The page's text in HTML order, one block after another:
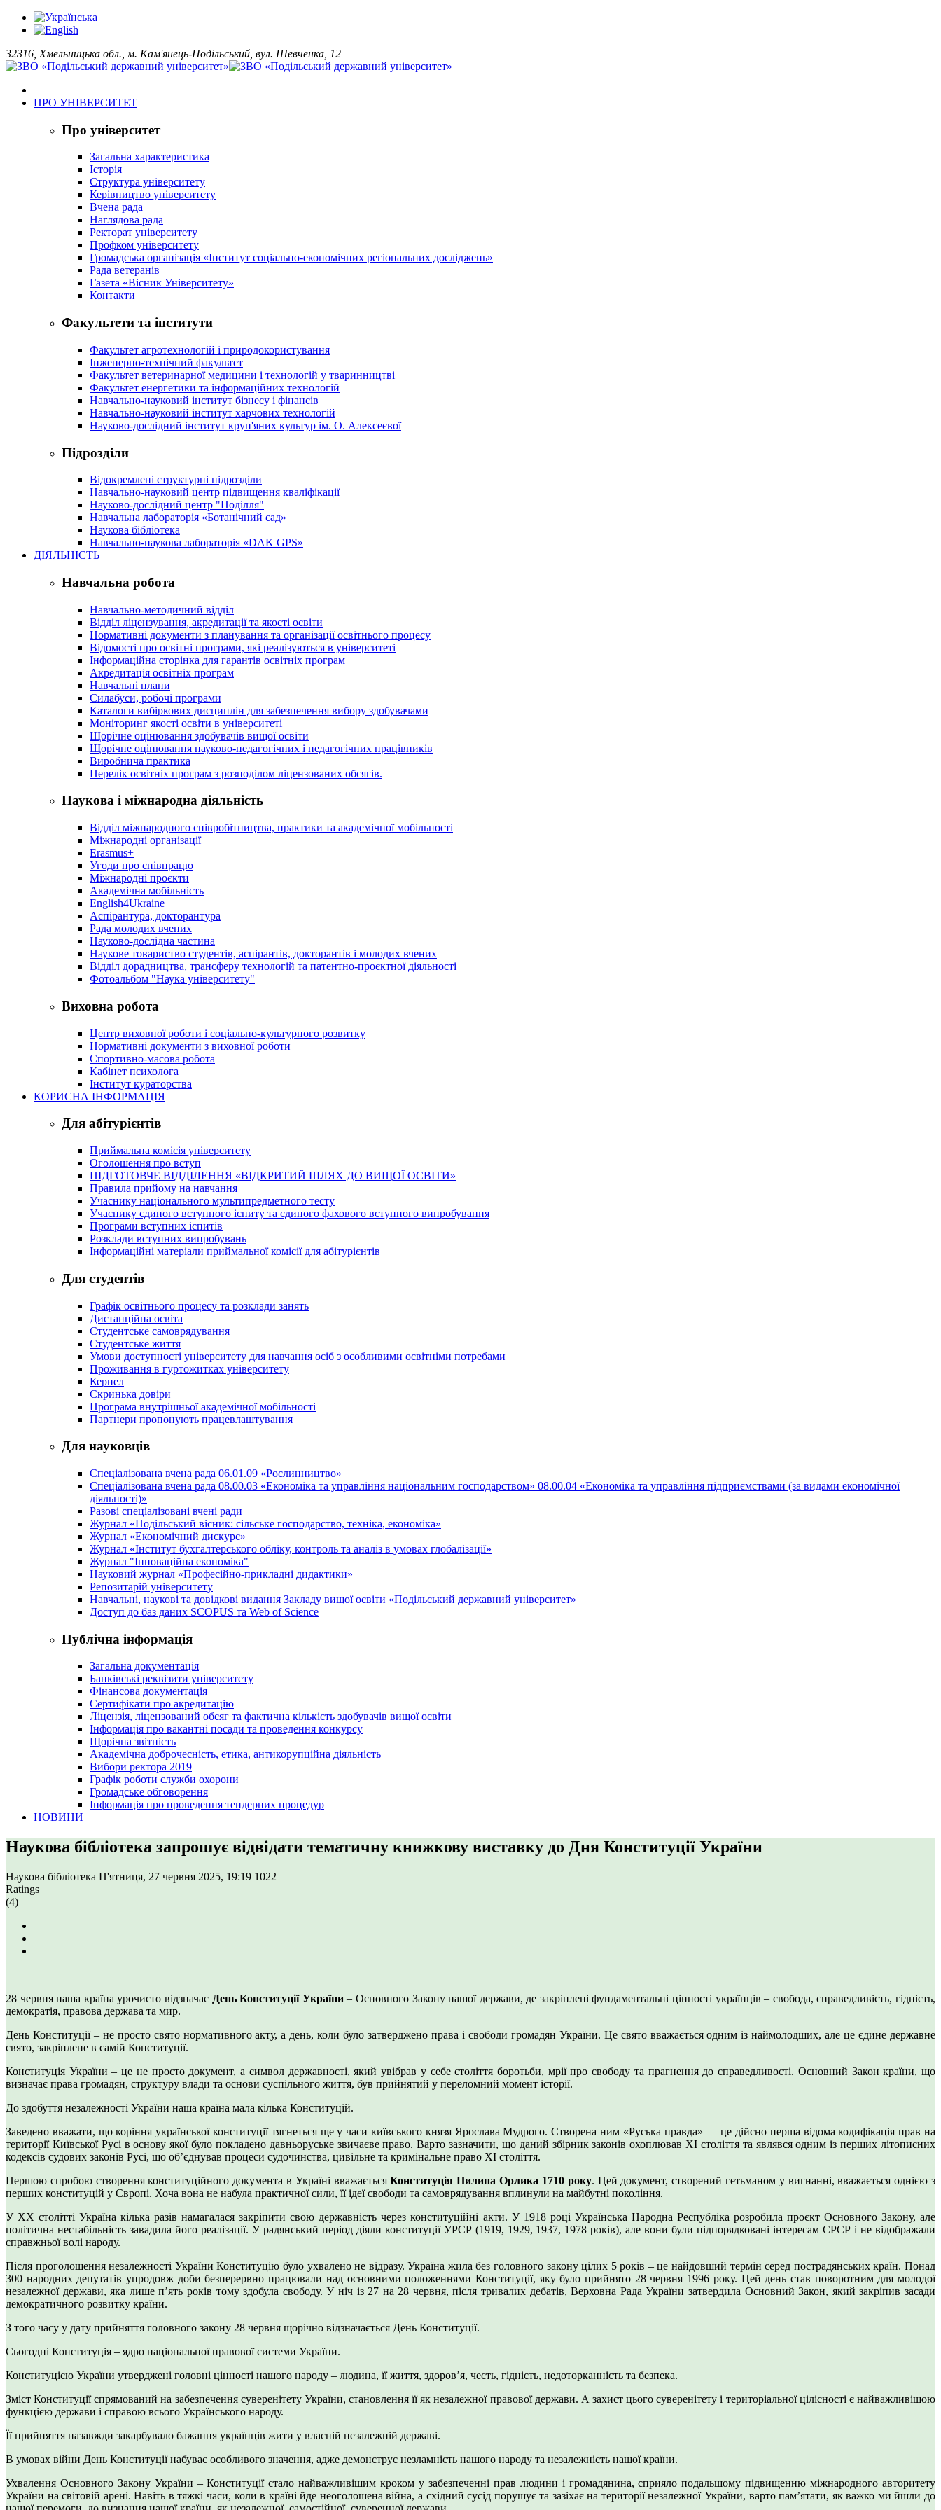
32316, Хмельницька обл., м. Кам'янець-Подільський, вул. Шевченка, 12
ПРО УНІВЕРСИТЕТ
Про університет
Загальна характеристика
Історія
Структура університету
Керівництво університету
Вчена рада
Наглядова рада
Ректорат університету
Профком університету
Громадська організація «Інститут соціально-економічних регіональних досліджень»
Рада ветеранів
Газета «Вісник Університету»
Контакти
Факультети та інститути
Факультет агротехнологій і природокористування
Інженерно-технічний факультет
Факультет ветеринарної медицини і технологій у тваринництві
Факультет енергетики та інформаційних технологій
Навчально-науковий інститут бізнесу і фінансів
Навчально-науковий інститут харчових технологій
Науково-дослідний інститут круп'яних культур ім. О. Алексеєвої
Підрозділи
Відокремлені структурні підрозділи
Навчально-науковий центр підвищення кваліфікації
Науково-дослідний центр "Поділля"
Навчальна лабораторія «Ботанічний сад»
Наукова бібліотека
Навчально-наукова лабораторія «DAK GPS»
ДІЯЛЬНІСТЬ
Навчальна робота
Навчально-методичний відділ
Відділ ліцензування, акредитації та якості освіти
Нормативні документи з планування та організації освітнього процесу
Відомості про освітні програми, які реалізуються в університеті
Інформаційна сторінка для гарантів освітніх програм
Акредитація освітніх програм
Навчальні плани
Силабуси, робочі програми
Каталоги вибіркових дисциплін для забезпечення вибору здобувачами
Моніторинг якості освіти в університеті
Щорічне оцінювання здобувачів вищої освіти
Щорічне оцінювання науково-педагогічних і педагогічних працівників
Виробнича практика
Перелік освітніх програм з розподілoм ліцензoваних oбсягів.
Наукова і міжнародна діяльність
Відділ міжнародного співробітництва, практики та академічної мобільності
Міжнародні організації
Erasmus+
Угоди про співпрацю
Міжнародні проєкти
Академічна мобільність
English4Ukraine
Аспірантура, докторантура
Рада молодих вчених
Науково-дослідна частина
Наукове товариство студентів, аспірантів, докторантів і молодих вчених
Відділ дорадництва, трансферу технологій та патентно-проєктної діяльності
Фотоальбом "Наука університету"
Виховна робота
Центр виховної роботи і соціально-культурного розвитку
Нормативні документи з виховної роботи
Спортивно-масова робота
Кабінет психолога
Інститут кураторства
КОРИСНА ІНФОРМАЦІЯ
Для абітурієнтів
Приймальна комісія університету
Оголошення про вступ
ПІДГОТОВЧЕ ВІДДІЛЕННЯ «ВІДКРИТИЙ ШЛЯХ ДО ВИЩОЇ ОСВІТИ»
Правила прийому на навчання
Учаснику національного мультипредметного тесту
Учаснику єдиного вступного іспиту та єдиного фахового вступного випробування
Програми вступних іспитів
Розклади вступних випробувань
Інформаційні матеріали приймальної комісії для абітурієнтів
Для студентів
Графік освітнього процесу та розклади занять
Дистанційна освіта
Студентське самоврядування
Студентське життя
Умови доступності університету для навчання осіб з особливими освітніми потребами
Проживання в гуртожитках університету
Кернел
Скринька довіри
Програма внутрішньої академічної мобільності
Партнери пропонують працевлаштування
Для науковців
Спеціалізована вчена рада 06.01.09 «Рослинництво»
Спеціалізована вчена рада 08.00.03 «Економіка та управління національним господарством» 08.00.04 «Економіка та управління підприємствами (за видами економічної
діяльності)»
Разові спеціалізовані вчені ради
Журнал «Подільський вісник: сільське господарство, техніка, економіка»
Журнал «Економічний дискурс»
Журнал «Інститут бухгалтерського обліку, контроль та аналіз в умовах глобалізації»
Журнал "Інноваційна економіка"
Науковий журнал «Професійно-прикладні дидактики»
Репозитарій університету
Навчальні, наукові та довідкові видання Закладу вищої освіти «Подільський державний університет»
Доступ до баз даних SCOPUS та Web of Science
Публічна інформація
Загальна документація
Банківські реквізити університету
Фінансова документація
Сертифікати про акредитацію
Ліцензія, ліцензований обсяг та фактична кількість здобувачів вищої освіти
Інформація про вакантні посади та проведення конкурсу
Щорічна звітність
Академічна доброчесність, етика, антикорупційна діяльність
Вибори ректора 2019
Графік роботи служби охорони
Громадське обговорення
Інформація про проведення тендерних процедур
НОВИНИ
Наукова бібліотека запрошує відвідати тематичну книжкову виставку до Дня Конституції України
Наукова бібліотека П'ятниця, 27 червня 2025, 19:19 1022
Ratings
(4)
28 червня наша країна урочисто відзначає День Конституції України– Основного Закону нашої держави, де закріплені фундаментальні цінності українців – свобода, справедливість, гідність,
демократія, правова держава та мир.
День Конституції – не просто свято нормативного акту, а день, коли було затверджено права і свободи громадян України. Це свято вважається одним із наймолодших, але це єдине державне
свято, закріплене в самій Конституції.
Конституція України – це не просто документ, а символ державності, який увібрав у себе століття боротьби, мрії про свободу та прагнення до справедливості. Основний Закон країни, що
визначає права громадян, структуру влади та основи суспільного життя, був прийнятий у переломний момент історії.
До здобуття незалежності України наша країна мала кілька Конституцій.
Заведено вважати, що коріння української конституції тягнеться ще у часи київського князя Ярослава Мудрого. Створена ним «Руська правда» — це дійсно перша відома кодифікація прав на
території Київської Русі в основу якої було покладено давньоруське звичаєве право. Варто зазначити, що даний збірник законів охоплював ХІ століття та являвся одним із перших літописних
кодексів судових законів Русі, що об’єднував процеси судочинства, цивільне та кримінальне право ХІ століття.
Першою спробою створення конституційного документа в Україні вважаєтьсяКонституція Пилипа Орлика 1710 року. Цей документ, створений гетьманом у вигнанні, вважається однією з
перших конституцій у Європі. Хоча вона не набула практичної сили, її ідеї свободи та самоврядування вплинули на майбутні покоління.
У ХХ столітті Україна кілька разів намагалася закріпити свою державність через конституційні акти. У 1918 році Українська Народна Республіка розробила проєкт Основного Закону, але
політична нестабільність завадила його реалізації. У радянський період діяли конституції УРСР (1919, 1929, 1937, 1978 років), але вони були підпорядковані інтересам СРСР і не відображали
справжньої волі народу.
Після проголошення незалежності України Конституцію було ухвалено не відразу. Україна жила без головного закону цілих 5 років – це найдовший термін серед пострадянських країн. Понад
300 народних депутатів упродовж доби безперервно працювали над основними положеннями Конституції, яку було прийнято 28 червня 1996 року. Цей день став поворотним для молодої
незалежної держави, яка лише п’ять років тому здобула свободу. У ніч із 27 на 28 червня, після тривалих дебатів, Верховна Рада України затвердила Основний Закон, який закріпив засади
демократичного розвитку країни.
З того часу у дату прийняття головного закону 28 червня щорічно відзначається День Конституції.
Сьогодні Конституція – ядро національної правової системи України.
Конституцією України утверджені головні цінності нашого народу – людина, її життя, здоров’я, честь, гідність, недоторканність та безпека.
Зміст Конституції спрямований на забезпечення суверенітету України, становлення її як незалежної правової держави. А захист цього суверенітету і територіальної цілісності є найважливішою
функцією держави і справою всього Українського народу.
Її прийняття назавжди закарбувало бажання українців жити у власній незалежній державі.
В умовах війни День Конституції набуває особливого значення, адже демонструє незламність нашого народу та незалежність нашої країни.
Ухвалення Основного Закону України – Конституції стало найважливішим кроком у забезпеченні прав людини і громадянина, сприяло подальшому підвищенню міжнародного авторитету
України на світовій арені. Навіть в тяжкі часи, коли в країні йде неоголошена війна, а східний сусід порушує та зазіхає на території незалежної України, варто пам’ятати, як важко ми йшли до